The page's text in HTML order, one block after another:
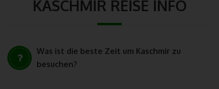
KASCHMIR REISE INFO
Was ist die beste Zeit um Kaschmir zu
besuchen?
191121, Srinagar, Jammu & Kashmir - India
UST-ID: 01ABACS9459B1ZL